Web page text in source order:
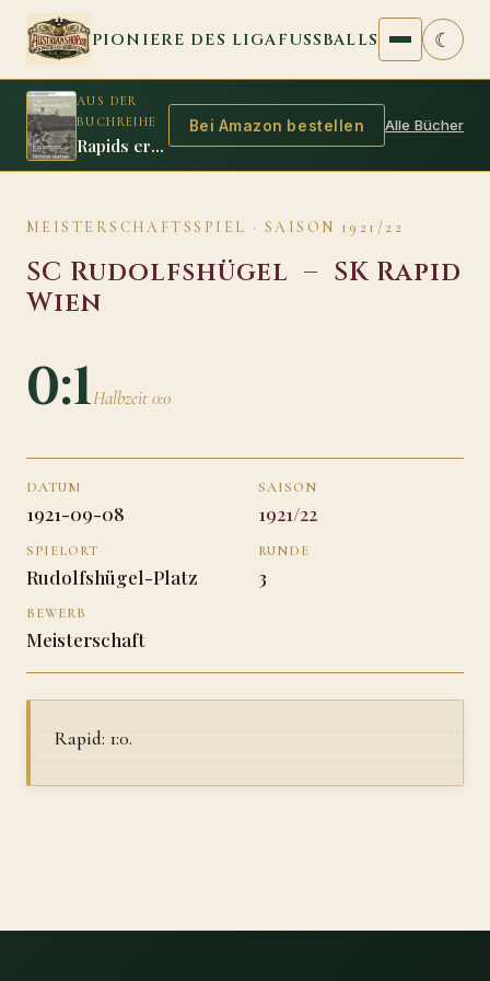
Zum Inhalt springen
PIONIERE DES LIGAFUSSBALLS ☾
AUS DER
BUCHREIHE
Rapids erste Titelverteidigung 1912/13
Bei Amazon bestellen Alle Bücher
MEISTERSCHAFTSSPIEL · SAISON 1921/22
SC Rudolfshügel – SK Rapid
Wien
0:1Halbzeit 0:0
DATUM
1921-09-08
SAISON
1921/22
SPIELORT
Rudolfshügel-Platz
RUNDE
3
BEWERB
Meisterschaft
Rapid: 1:0.